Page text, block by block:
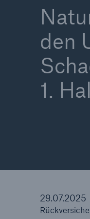
den
1.
29.07.2025